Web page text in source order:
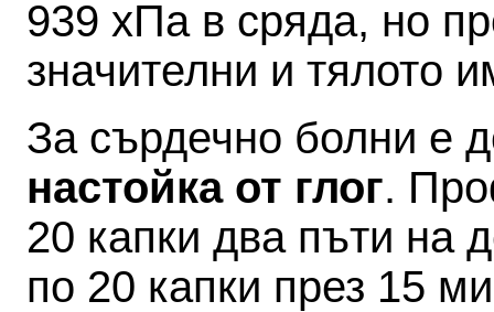
939 хПа в сряда, но
значителни и тялото
За сърдечно болни е
настойка от глог.
20 капки два пъти на
по 20 капки през 15